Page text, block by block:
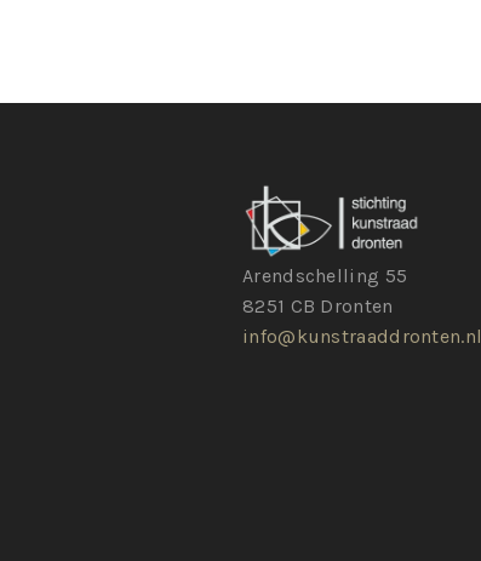
Arendschelling 55
8251 CB Dronten
info@kunstraaddronten.nl